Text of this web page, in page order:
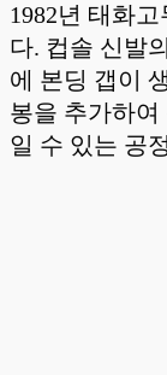
1982년 태화
다. 컵솔 신발
에 본딩 갭이
봉을 추가하
일 수 있는 공